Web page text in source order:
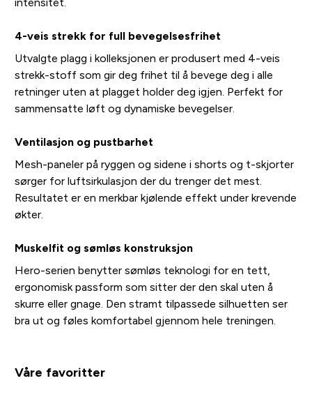
4-veis strekk for full bevegelsesfrihet
Utvalgte plagg i kolleksjonen er produsert med 4-veis
strekk-stoff som gir deg frihet til å bevege deg i alle
retninger uten at plagget holder deg igjen. Perfekt for
sammensatte løft og dynamiske bevegelser.
Ventilasjon og pustbarhet
Mesh-paneler på ryggen og sidene i shorts og t-skjorter
sørger for luftsirkulasjon der du trenger det mest.
Resultatet er en merkbar kjølende effekt under krevende
økter.
Muskelfit og sømløs konstruksjon
Hero-serien benytter sømløs teknologi for en tett,
ergonomisk passform som sitter der den skal uten å
skurre eller gnage. Den stramt tilpassede silhuetten ser
bra ut og føles komfortabel gjennom hele treningen.
Våre favoritter